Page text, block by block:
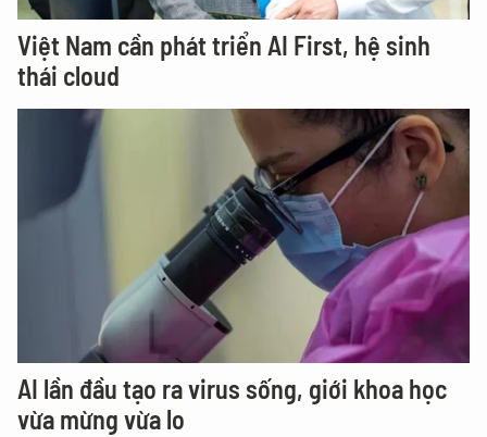
Việt Nam cần phát triển AI First, hệ sinh
thái cloud
AI lần đầu tạo ra virus sống, giới khoa học
vừa mừng vừa lo